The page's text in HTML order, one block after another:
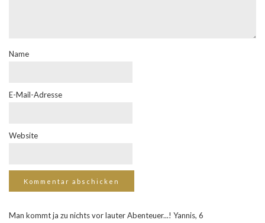
Name
E-Mail-Adresse
Website
Man kommt ja zu nichts vor lauter Abenteuer...! Yannis, 6